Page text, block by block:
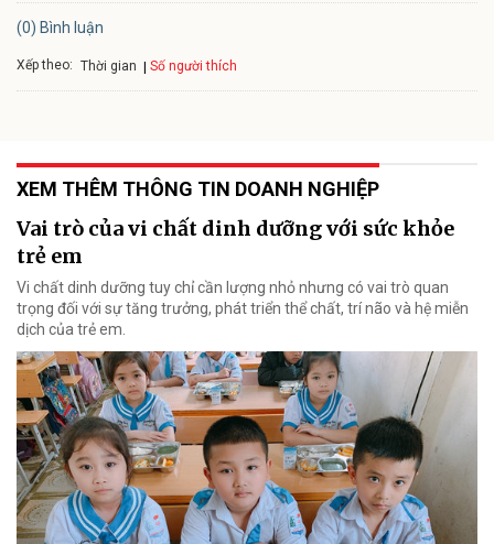
(0) Bình luận
Xếp theo: Thời gian Số người thích
XEM THÊM THÔNG TIN DOANH NGHIỆP
Vai trò của vi chất dinh dưỡng với sức khỏe
trẻ em
Vi chất dinh dưỡng tuy chỉ cần lượng nhỏ nhưng có vai trò quan
trọng đối với sự tăng trưởng, phát triển thể chất, trí não và hệ miễn
dịch của trẻ em.